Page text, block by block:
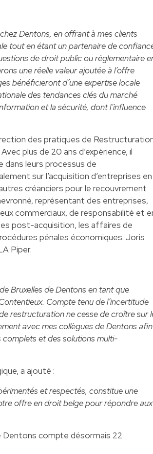
Dentons, en offrant à mes clients
tout en étant un partenaire de
de droit public ou réglementaire
une réelle valeur ajoutée à l’offre
bénéficieront d’une expertise locale
des tendances clés du marché
et la sécurité, dont l’influence
des pratiques de
plus de 20 ans d’expérience, il
leurs processus de
sur l’acquisition d’entreprises en
créanciers pour le recouvrement
représentant des entreprises,
commerciaux, de responsabilité et
post-acquisition, les affaires de
pénales économiques. Joris
Piper.
Bruxelles de Dentons en tant que
Compte tenu de l’incertitude
restructuration ne cesse de croître sur
avec mes collègues de Dentons afin
complets et des solutions multi-
a ajouté :
et respectés, constitue une
offre en droit belge pour répondre aux
Dentons compte désormais 22